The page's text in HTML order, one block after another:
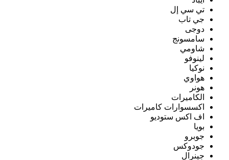
تي سي إل
جي تاب
دوجى
سامسونج
شاومي
لينوفو
نوكيا
هواوي
هونر
الكاميرات
اكسسوارات كاميرات
اف اكس ستوديو
بويا
جوبرو
جودوكس
جينرال